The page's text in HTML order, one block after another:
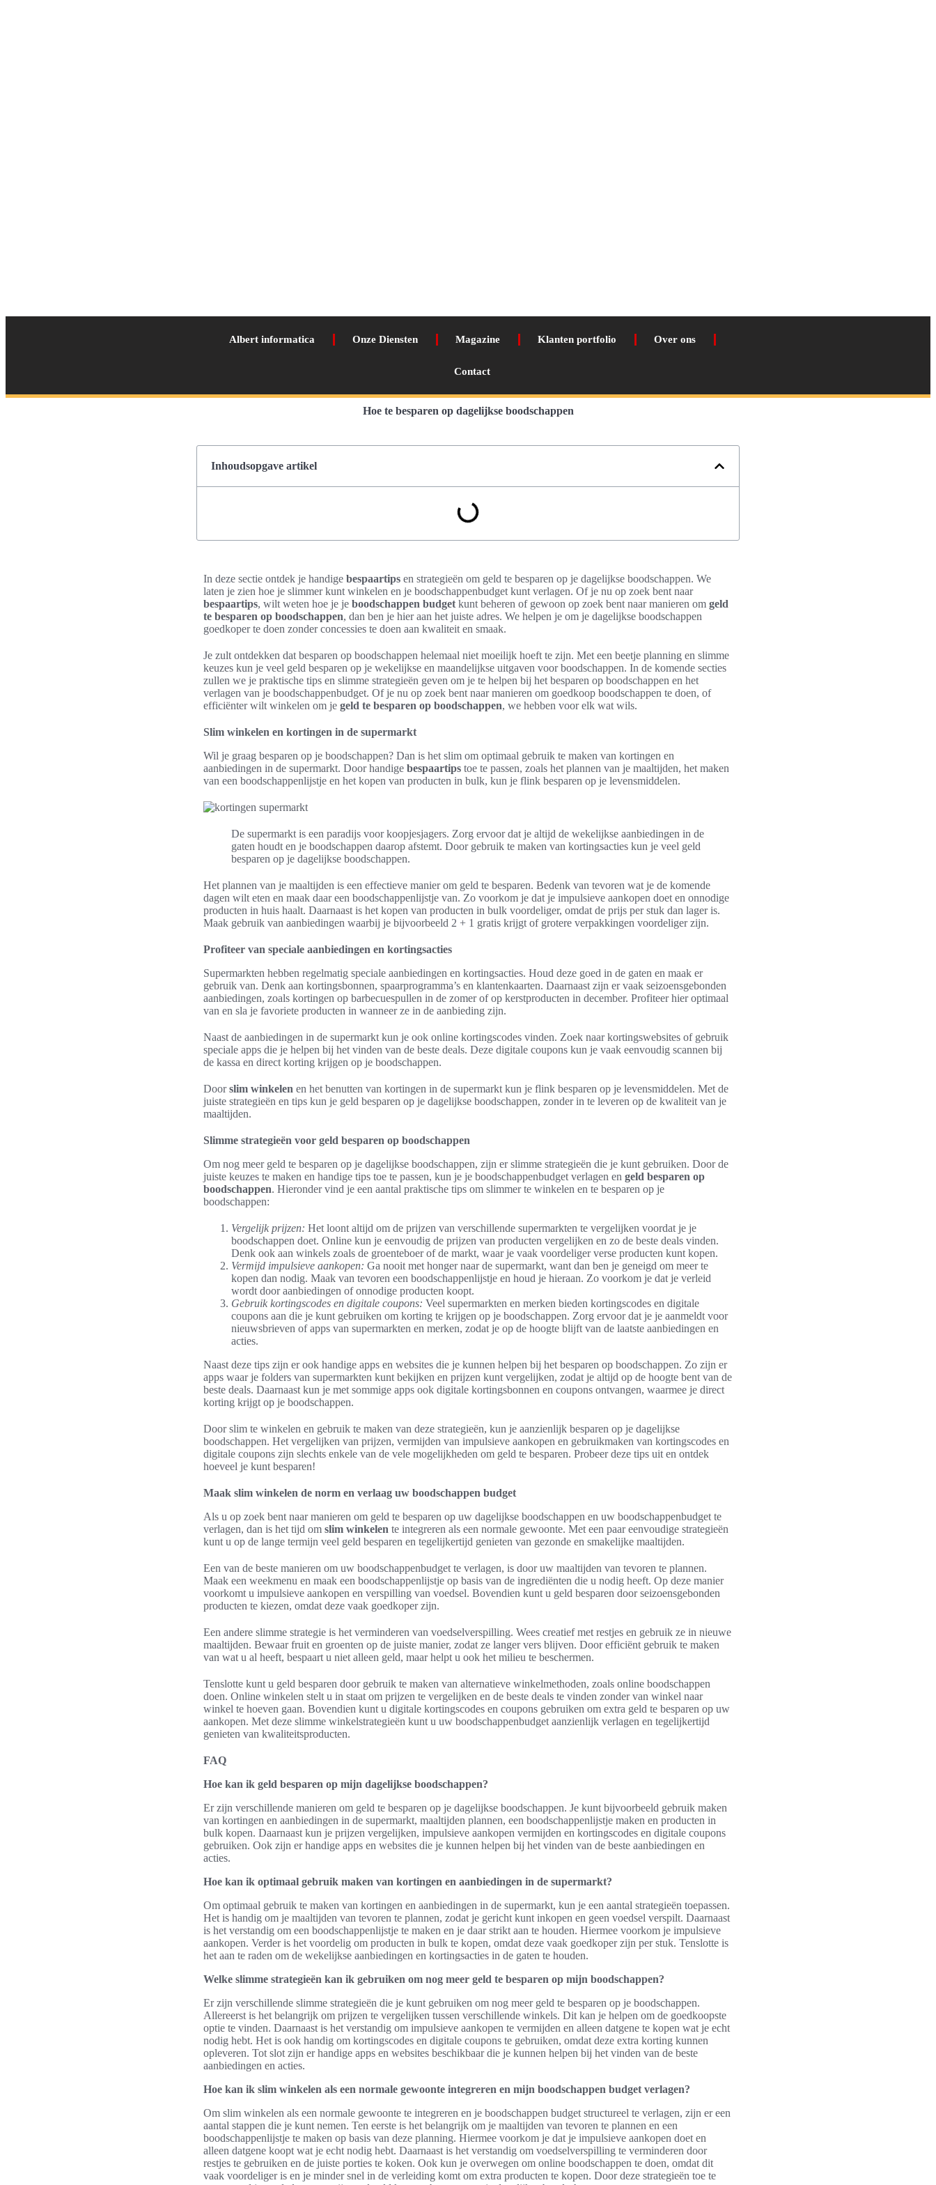
Albert informatica Onze Diensten Magazine Klanten portfolio Over ons
Contact
Hoe te besparen op dagelijkse boodschappen
Inhoudsopgave artikel
In deze sectie ontdek je handige bespaartips en strategieën om geld te besparen op je dagelijkse boodschappen. We
laten je zien hoe je slimmer kunt winkelen en je boodschappenbudget kunt verlagen. Of je nu op zoek bent naar
bespaartips, wilt weten hoe je je boodschappen budget kunt beheren of gewoon op zoek bent naar manieren om geld
te besparen op boodschappen, dan ben je hier aan het juiste adres. We helpen je om je dagelijkse boodschappen
goedkoper te doen zonder concessies te doen aan kwaliteit en smaak.
Je zult ontdekken dat besparen op boodschappen helemaal niet moeilijk hoeft te zijn. Met een beetje planning en slimme
keuzes kun je veel geld besparen op je wekelijkse en maandelijkse uitgaven voor boodschappen. In de komende secties
zullen we je praktische tips en slimme strategieën geven om je te helpen bij het besparen op boodschappen en het
verlagen van je boodschappenbudget. Of je nu op zoek bent naar manieren om goedkoop boodschappen te doen, of
efficiënter wilt winkelen om je geld te besparen op boodschappen, we hebben voor elk wat wils.
Slim winkelen en kortingen in de supermarkt
Wil je graag besparen op je boodschappen? Dan is het slim om optimaal gebruik te maken van kortingen en
aanbiedingen in de supermarkt. Door handige bespaartips toe te passen, zoals het plannen van je maaltijden, het maken
van een boodschappenlijstje en het kopen van producten in bulk, kun je flink besparen op je levensmiddelen.
De supermarkt is een paradijs voor koopjesjagers. Zorg ervoor dat je altijd de wekelijkse aanbiedingen in de
gaten houdt en je boodschappen daarop afstemt. Door gebruik te maken van kortingsacties kun je veel geld
besparen op je dagelijkse boodschappen.
Het plannen van je maaltijden is een effectieve manier om geld te besparen. Bedenk van tevoren wat je de komende
dagen wilt eten en maak daar een boodschappenlijstje van. Zo voorkom je dat je impulsieve aankopen doet en onnodige
producten in huis haalt. Daarnaast is het kopen van producten in bulk voordeliger, omdat de prijs per stuk dan lager is.
Maak gebruik van aanbiedingen waarbij je bijvoorbeeld 2 + 1 gratis krijgt of grotere verpakkingen voordeliger zijn.
Profiteer van speciale aanbiedingen en kortingsacties
Supermarkten hebben regelmatig speciale aanbiedingen en kortingsacties. Houd deze goed in de gaten en maak er
gebruik van. Denk aan kortingsbonnen, spaarprogramma’s en klantenkaarten. Daarnaast zijn er vaak seizoensgebonden
aanbiedingen, zoals kortingen op barbecuespullen in de zomer of op kerstproducten in december. Profiteer hier optimaal
van en sla je favoriete producten in wanneer ze in de aanbieding zijn.
Naast de aanbiedingen in de supermarkt kun je ook online kortingscodes vinden. Zoek naar kortingswebsites of gebruik
speciale apps die je helpen bij het vinden van de beste deals. Deze digitale coupons kun je vaak eenvoudig scannen bij
de kassa en direct korting krijgen op je boodschappen.
Doorslim winkelen en het benutten van kortingen in de supermarkt kun je flink besparen op je levensmiddelen. Met de
juiste strategieën en tips kun je geld besparen op je dagelijkse boodschappen, zonder in te leveren op de kwaliteit van je
maaltijden.
Slimme strategieën voor geld besparen op boodschappen
Om nog meer geld te besparen op je dagelijkse boodschappen, zijn er slimme strategieën die je kunt gebruiken. Door de
juiste keuzes te maken en handige tips toe te passen, kun je je boodschappenbudget verlagen en geld besparen op
boodschappen. Hieronder vind je een aantal praktische tips om slimmer te winkelen en te besparen op je
boodschappen:
Vergelijk prijzen: Het loont altijd om de prijzen van verschillende supermarkten te vergelijken voordat je je
boodschappen doet. Online kun je eenvoudig de prijzen van producten vergelijken en zo de beste deals vinden.
Denk ook aan winkels zoals de groenteboer of de markt, waar je vaak voordeliger verse producten kunt kopen.
Vermijd impulsieve aankopen: Ga nooit met honger naar de supermarkt, want dan ben je geneigd om meer te
kopen dan nodig. Maak van tevoren een boodschappenlijstje en houd je hieraan. Zo voorkom je dat je verleid
wordt door aanbiedingen of onnodige producten koopt.
Gebruik kortingscodes en digitale coupons: Veel supermarkten en merken bieden kortingscodes en digitale
coupons aan die je kunt gebruiken om korting te krijgen op je boodschappen. Zorg ervoor dat je je aanmeldt voor
nieuwsbrieven of apps van supermarkten en merken, zodat je op de hoogte blijft van de laatste aanbiedingen en
acties.
Naast deze tips zijn er ook handige apps en websites die je kunnen helpen bij het besparen op boodschappen. Zo zijn er
apps waar je folders van supermarkten kunt bekijken en prijzen kunt vergelijken, zodat je altijd op de hoogte bent van de
beste deals. Daarnaast kun je met sommige apps ook digitale kortingsbonnen en coupons ontvangen, waarmee je direct
korting krijgt op je boodschappen.
Door slim te winkelen en gebruik te maken van deze strategieën, kun je aanzienlijk besparen op je dagelijkse
boodschappen. Het vergelijken van prijzen, vermijden van impulsieve aankopen en gebruikmaken van kortingscodes en
digitale coupons zijn slechts enkele van de vele mogelijkheden om geld te besparen. Probeer deze tips uit en ontdek
hoeveel je kunt besparen!
Maak slim winkelen de norm en verlaag uw boodschappen budget
Als u op zoek bent naar manieren om geld te besparen op uw dagelijkse boodschappen en uw boodschappenbudget te
verlagen, dan is het tijd om slim winkelen te integreren als een normale gewoonte. Met een paar eenvoudige strategieën
kunt u op de lange termijn veel geld besparen en tegelijkertijd genieten van gezonde en smakelijke maaltijden.
Een van de beste manieren om uw boodschappenbudget te verlagen, is door uw maaltijden van tevoren te plannen.
Maak een weekmenu en maak een boodschappenlijstje op basis van de ingrediënten die u nodig heeft. Op deze manier
voorkomt u impulsieve aankopen en verspilling van voedsel. Bovendien kunt u geld besparen door seizoensgebonden
producten te kiezen, omdat deze vaak goedkoper zijn.
Een andere slimme strategie is het verminderen van voedselverspilling. Wees creatief met restjes en gebruik ze in nieuwe
maaltijden. Bewaar fruit en groenten op de juiste manier, zodat ze langer vers blijven. Door efficiënt gebruik te maken
van wat u al heeft, bespaart u niet alleen geld, maar helpt u ook het milieu te beschermen.
Tenslotte kunt u geld besparen door gebruik te maken van alternatieve winkelmethoden, zoals online boodschappen
doen. Online winkelen stelt u in staat om prijzen te vergelijken en de beste deals te vinden zonder van winkel naar
winkel te hoeven gaan. Bovendien kunt u digitale kortingscodes en coupons gebruiken om extra geld te besparen op uw
aankopen. Met deze slimme winkelstrategieën kunt u uw boodschappenbudget aanzienlijk verlagen en tegelijkertijd
genieten van kwaliteitsproducten.
FAQ
Hoe kan ik geld besparen op mijn dagelijkse boodschappen?
Er zijn verschillende manieren om geld te besparen op je dagelijkse boodschappen. Je kunt bijvoorbeeld gebruik maken
van kortingen en aanbiedingen in de supermarkt, maaltijden plannen, een boodschappenlijstje maken en producten in
bulk kopen. Daarnaast kun je prijzen vergelijken, impulsieve aankopen vermijden en kortingscodes en digitale coupons
gebruiken. Ook zijn er handige apps en websites die je kunnen helpen bij het vinden van de beste aanbiedingen en
acties.
Hoe kan ik optimaal gebruik maken van kortingen en aanbiedingen in de supermarkt?
Om optimaal gebruik te maken van kortingen en aanbiedingen in de supermarkt, kun je een aantal strategieën toepassen.
Het is handig om je maaltijden van tevoren te plannen, zodat je gericht kunt inkopen en geen voedsel verspilt. Daarnaast
is het verstandig om een boodschappenlijstje te maken en je daar strikt aan te houden. Hiermee voorkom je impulsieve
aankopen. Verder is het voordelig om producten in bulk te kopen, omdat deze vaak goedkoper zijn per stuk. Tenslotte is
het aan te raden om de wekelijkse aanbiedingen en kortingsacties in de gaten te houden.
Welke slimme strategieën kan ik gebruiken om nog meer geld te besparen op mijn boodschappen?
Er zijn verschillende slimme strategieën die je kunt gebruiken om nog meer geld te besparen op je boodschappen.
Allereerst is het belangrijk om prijzen te vergelijken tussen verschillende winkels. Dit kan je helpen om de goedkoopste
optie te vinden. Daarnaast is het verstandig om impulsieve aankopen te vermijden en alleen datgene te kopen wat je echt
nodig hebt. Het is ook handig om kortingscodes en digitale coupons te gebruiken, omdat deze extra korting kunnen
opleveren. Tot slot zijn er handige apps en websites beschikbaar die je kunnen helpen bij het vinden van de beste
aanbiedingen en acties.
Hoe kan ik slim winkelen als een normale gewoonte integreren en mijn boodschappen budget verlagen?
Om slim winkelen als een normale gewoonte te integreren en je boodschappen budget structureel te verlagen, zijn er een
aantal stappen die je kunt nemen. Ten eerste is het belangrijk om je maaltijden van tevoren te plannen en een
boodschappenlijstje te maken op basis van deze planning. Hiermee voorkom je dat je impulsieve aankopen doet en
alleen datgene koopt wat je echt nodig hebt. Daarnaast is het verstandig om voedselverspilling te verminderen door
restjes te gebruiken en de juiste porties te koken. Ook kun je overwegen om online boodschappen te doen, omdat dit
vaak voordeliger is en je minder snel in de verleiding komt om extra producten te kopen. Door deze strategieën toe te